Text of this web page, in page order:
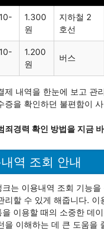
1.300
원
지하철 2
호선
1.200
원
버스
제 내역을 한눈에 보고 관
증을 확인하던 불편함이
죄경력 확인 방법을 지금
역 조회 안내
크는 이용내역 조회 기능을
리할 수 있게 해줍니다. 이
을 이용할 때의 소중한 데
을 이해하는 데 큰 도움을